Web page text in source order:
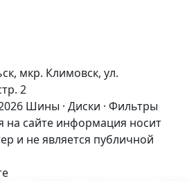
мкр. Климовск, ул.
2
Шины · Диски · Фильтры
на сайте информация носит
и не является публичной